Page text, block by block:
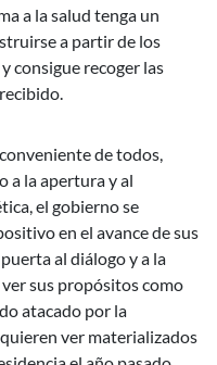
a la salud tenga un
a partir de los
consigue recoger las
de todos,
a la apertura y al
el gobierno se
en el avance de sus
al diálogo y a la
sus propósitos como
atacado por la
ver materializados